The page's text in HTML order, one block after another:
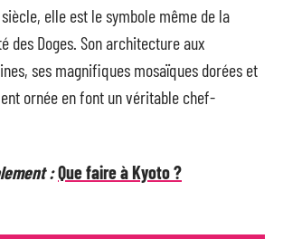
elle est le symbole même de la
des Doges. Son architecture aux
ses magnifiques mosaïques dorées et
ornée en font un véritable chef-
:Que faire à Kyoto ?